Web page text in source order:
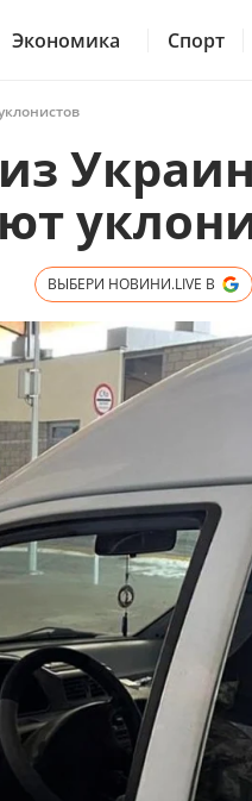
Экономика Спорт
ВЫБЕРИ НОВИНИ.LIVE В